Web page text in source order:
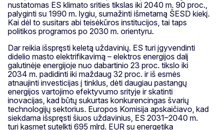
nustatomas ES klimato srities tikslas iki 2040 m. 90 proc.,
palyginti su 1990 m. lygiu, sumažinti išmetamą ŠESD kiekį.
Kai dėl to susitars abi teisėkūros institucijos, tai taps
politikos programos po 2030 m. orientyru.
Dar reikia išspręsti keletą uždavinių. ES turi įgyvendinti
didelio masto elektrifikavimą – elektros energijos dalį
galutinėje energijoje nuo dabartinio 23 proc. tikslo iki
2034 m. padidinti iki maždaug 32 proc. ir iš esmės
atnaujinti investicijas į tinklus, dėti daugiau pastangų
energijos vartojimo efektyvumo srityje ir skatinti
inovacijas, kad būtų sukurtas konkurencingas švarių
technologijų sektorius. Europos Komisija apskaičiavo, kad
siekdama išspręsti šiuos uždavinius, ES 2031–2040 m.
turi kasmet sutelkti 695 mlrd. EUR su energetika